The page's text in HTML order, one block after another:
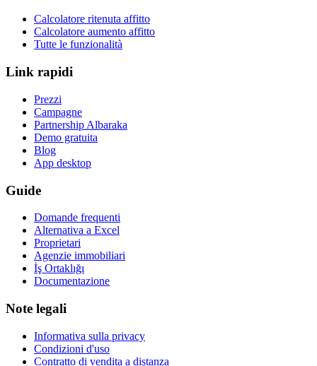
Calcolatore ritenuta affitto
Calcolatore aumento affitto
Tutte le funzionalità
Link rapidi
Prezzi
Campagne
Partnership Albaraka
Demo gratuita
Blog
App desktop
Guide
Domande frequenti
Alternativa a Excel
Proprietari
Agenzie immobiliari
İş Ortaklığı
Documentazione
Note legali
Informativa sulla privacy
Condizioni d'uso
Contratto di vendita a distanza